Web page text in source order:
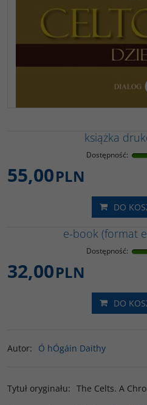
książka
Dostępność:
55,00PLN
DO
e-book (format
Dostępność:
32,00PLN
DO
Autor: Ó hÓgáin Daithy
Tytuł oryginału: The Celts. A